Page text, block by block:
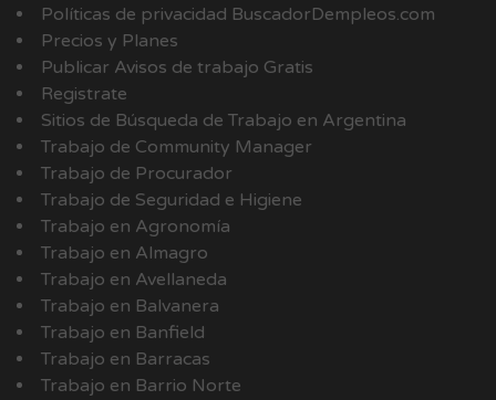
Políticas de privacidad BuscadorDempleos.com
Precios y Planes
Publicar Avisos de trabajo Gratis
Registrate
Sitios de Búsqueda de Trabajo en Argentina
Trabajo de Community Manager
Trabajo de Procurador
Trabajo de Seguridad e Higiene
Trabajo en Agronomía
Trabajo en Almagro
Trabajo en Avellaneda
Trabajo en Balvanera
Trabajo en Banfield
Trabajo en Barracas
Trabajo en Barrio Norte